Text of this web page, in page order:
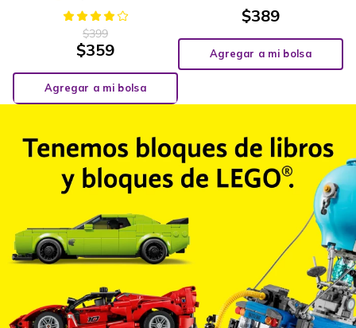
$399
$359
Agregar a mi bolsa
$389
Agregar a mi bolsa